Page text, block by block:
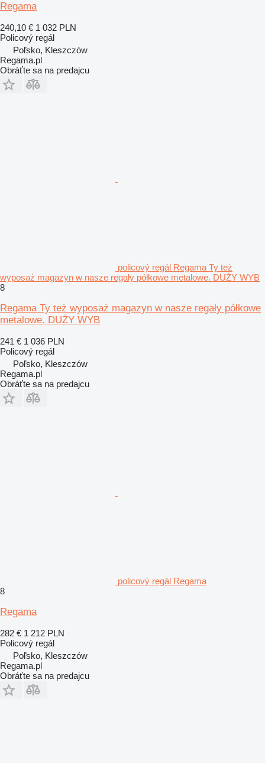
Regama
240,10 € 1 032 PLN
Policový regál
Poľsko, Kleszczów
Regama.pl
Obráťte sa na predajcu
policový regál Regama Ty też
wyposaż magazyn w nasze regały półkowe metalowe. DUŻY WYB
8
Regama Ty też wyposaż magazyn w nasze regały półkowe
metalowe. DUŻY WYB
241 € 1 036 PLN
Policový regál
Poľsko, Kleszczów
Regama.pl
Obráťte sa na predajcu
policový regál Regama
8
Regama
282 € 1 212 PLN
Policový regál
Poľsko, Kleszczów
Regama.pl
Obráťte sa na predajcu